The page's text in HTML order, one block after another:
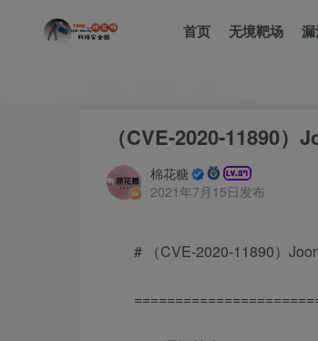
首页 无境靶场
（CVE-2020-11890
棉花糖
2021年7月15日发布
# （CVE-2020-11890）